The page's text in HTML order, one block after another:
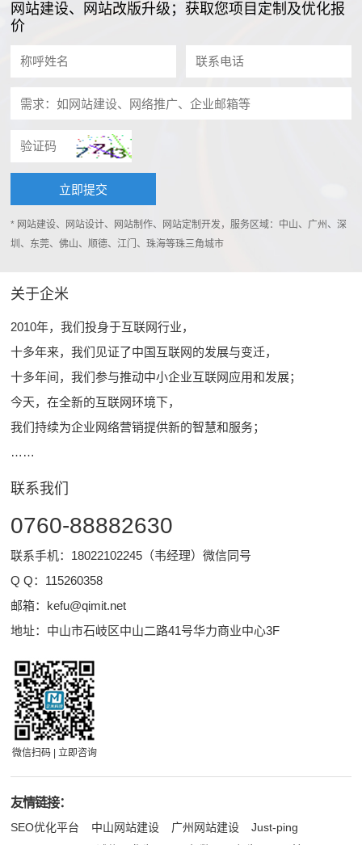
网站建设、网站改版升级；获取您项目定制及优化报
价
* 网站建设、网站设计、网站制作、网站定制开发，服务区域：中山、广州、深
圳、东莞、佛山、顺德、江门、珠海等珠三角城市
关于企米
2010年，我们投身于互联网行业，
十多年来，我们见证了中国互联网的发展与变迁，
十多年间，我们参与推动中小企业互联网应用和发展；
今天，在全新的互联网环境下，
我们持续为企业网络营销提供新的智慧和服务；
……
联系我们
0760-88882630
联系手机：18022102245（韦经理）微信同号
Q Q： 115260358
邮箱： kefu@qimit.net
地址：中山市石岐区中山二路41号华力商业中心3F
微信扫码 | 立即咨询
友情链接：
SEO优化平台 中山网站建设 广州网站建设
Just-ping